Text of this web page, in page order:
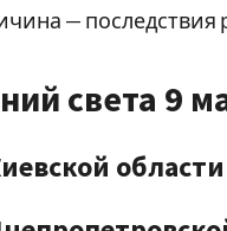
— последствия
света 9
области